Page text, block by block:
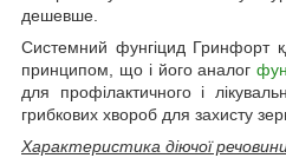
дешевше.
Системний фунгіцид Гринфорт
принципом, що і його аналог
для профілактичного і
грибкових хвороб для захисту
Характеристика діючої